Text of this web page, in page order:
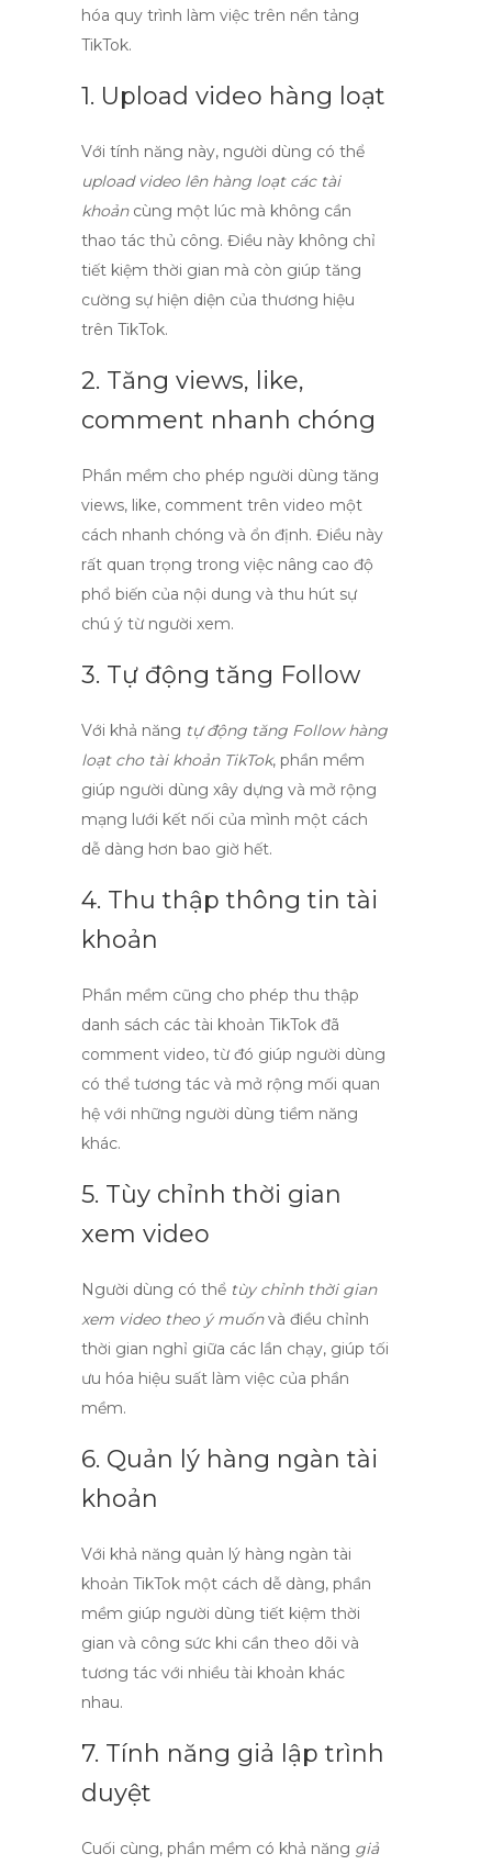
hóa quy trình làm việc trên nền tảng
TikTok.
1. Upload video hàng loạt
Với tính năng này, người dùng có thể
upload video lên hàng loạt các tài
khoảncùng một lúc mà không cần
thao tác thủ công. Điều này không chỉ
tiết kiệm thời gian mà còn giúp tăng
cường sự hiện diện của thương hiệu
trên TikTok.
2. Tăng views, like,
comment nhanh chóng
Phần mềm cho phép người dùng tăng
views, like, comment trên video một
cách nhanh chóng và ổn định. Điều này
rất quan trọng trong việc nâng cao độ
phổ biến của nội dung và thu hút sự
chú ý từ người xem.
3. Tự động tăng Follow
Với khả năng tự động tăng Follow hàng
loạt cho tài khoản TikTok, phần mềm
giúp người dùng xây dựng và mở rộng
mạng lưới kết nối của mình một cách
dễ dàng hơn bao giờ hết.
4. Thu thập thông tin tài
khoản
Phần mềm cũng cho phép thu thập
danh sách các tài khoản TikTok đã
comment video, từ đó giúp người dùng
có thể tương tác và mở rộng mối quan
hệ với những người dùng tiềm năng
khác.
5. Tùy chỉnh thời gian
xem video
Người dùng có thể tùy chỉnh thời gian
xem video theo ý muốnvà điều chỉnh
thời gian nghỉ giữa các lần chạy, giúp tối
ưu hóa hiệu suất làm việc của phần
mềm.
6. Quản lý hàng ngàn tài
khoản
Với khả năng quản lý hàng ngàn tài
khoản TikTok một cách dễ dàng, phần
mềm giúp người dùng tiết kiệm thời
gian và công sức khi cần theo dõi và
tương tác với nhiều tài khoản khác
nhau.
7. Tính năng giả lập trình
duyệt
Cuối cùng, phần mềm có khả năng giả